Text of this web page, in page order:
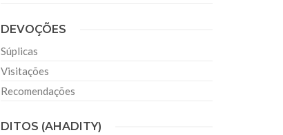
DEVOÇÕES
Súplicas
Visitações
Recomendações
DITOS (AHADITY)